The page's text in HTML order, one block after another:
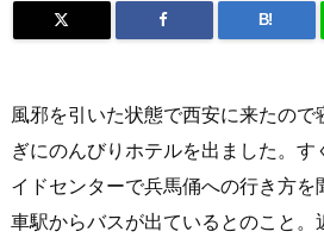
B!
風邪を引いた状態で西安に来たの
ぎにのんびりホテルを出ました。
イドセンターで兵馬俑への行き方を
車駅からバスが出ているとのこと。